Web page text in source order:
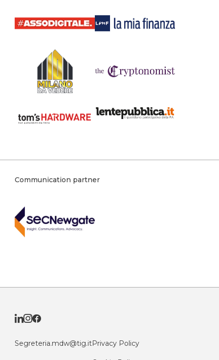
Communication partner
Segreteria.mdw@tig.itPrivacy Policy